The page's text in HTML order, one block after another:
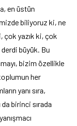
en üstün
biliyoruz ki, ne
çok yazık ki, çok
büyük. Bu
bizim özellikle
her
yanı sıra,
da birinci sırada